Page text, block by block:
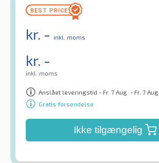
kr. - inkl. moms
kr. -
inkl. moms
Anslået leveringstid - Fr. 7 Aug. - Fr. 7 Aug.
Gratis forsendelse
Ikke tilgængelig